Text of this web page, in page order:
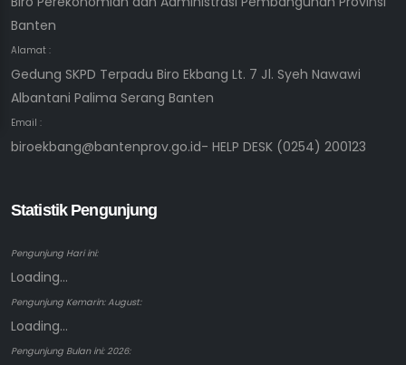
Banten
Alamat :
Gedung SKPD Terpadu Biro Ekbang Lt. 7 Jl. Syeh Nawawi
Albantani Palima Serang Banten
Email :
biroekbang@bantenprov.go.id- HELP DESK (0254) 200123
Statistik Pengunjung
Pengunjung Hari ini:
Loading...
Pengunjung Kemarin: August:
Loading...
Pengunjung Bulan ini: 2026: